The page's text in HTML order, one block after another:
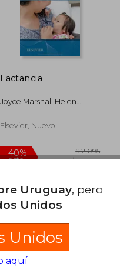
40%
dcto.
Lactancia
Joyce Marshall,Helen
Elsevier, Nuevo
Uruguay, pero
Unidos
Unidos
aquí